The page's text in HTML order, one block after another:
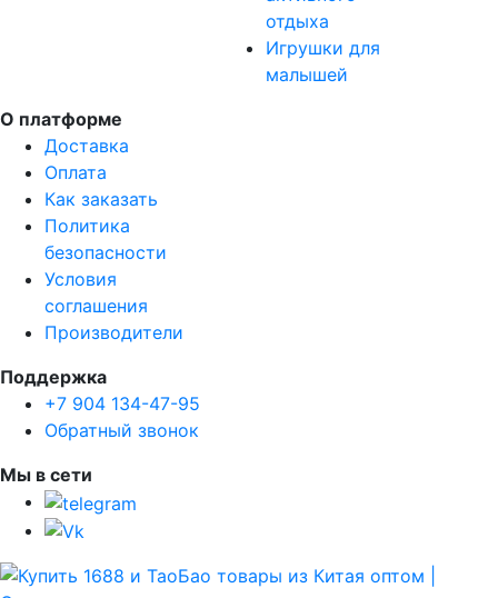
отдыха
Игрушки для
малышей
О платформе
Доставка
Оплата
Как заказать
Политика
безопасности
Условия
соглашения
Производители
Поддержка
+7 904 134-47-95
Обратный звонок
Мы в сети